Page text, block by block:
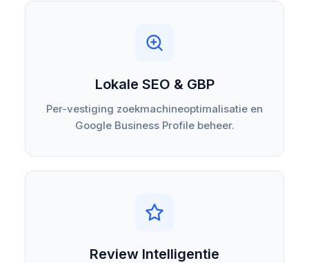
Lokale SEO & GBP
Per-vestiging zoekmachineoptimalisatie en
Google Business Profile beheer.
Review Intelligentie